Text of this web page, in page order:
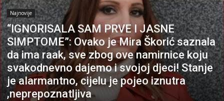
Najnovije
“IGNORISALA SAM PRVE I JASNE
SIMPTOME”: Ovako je Mira Škorić saznala
da ima raak, sve zbog ove namirnice koju
svakodnevno dajemo i svojoj djeci! Stanje
je aIarmantno, cijelu je pojeo iznutra
,neprepoznatljiva